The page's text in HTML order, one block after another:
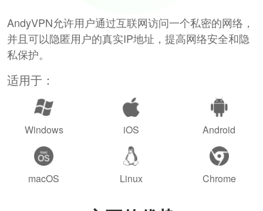
AndyVPN允许用户通过互联网访问一个私密的网络，
并且可以隐匿用户的真实IP地址，提高网络安全和隐
私保护。
适用于：
Windows iOS Android
macOS Linux Chrome